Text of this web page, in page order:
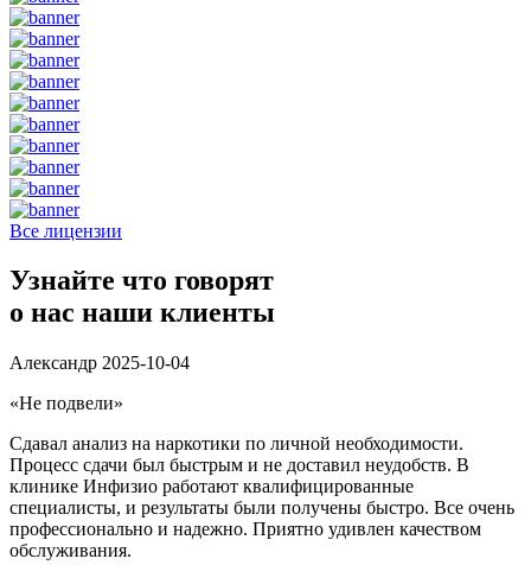
Все лицензии
Узнайте что говорят
о нас наши клиенты
Александр 2025-10-04
«Не подвели»
Сдавал анализ на наркотики по личной необходимости.
Процесс сдачи был быстрым и не доставил неудобств. В
клинике Инфизио работают квалифицированные
специалисты, и результаты были получены быстро. Все очень
профессионально и надежно. Приятно удивлен качеством
обслуживания.